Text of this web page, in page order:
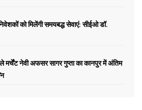
को मिलेंगी समयबद्ध सेवाएं: सीईओ डॉ.
मर्चेंट नेवी अफसर सागर गुप्ता का कानपुर में अंतिम